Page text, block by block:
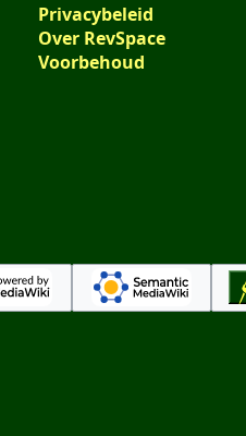
Privacybeleid
Over RevSpace
Voorbehoud